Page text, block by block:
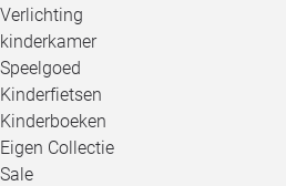
Verlichting
kinderkamer
Speelgoed
Kinderfietsen
Kinderboeken
Eigen Collectie
Sale